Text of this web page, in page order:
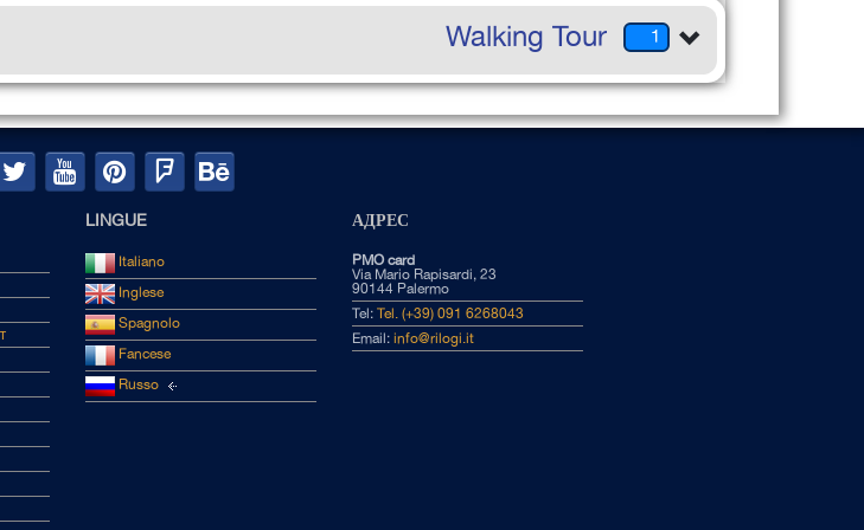
1
Walking Tour
LINGUE
Italiano
Inglese
Spagnolo
Fancese
Russo
АДРЕС
PMO card
Via Mario Rapisardi, 23
90144 Palermo
Tel: Tel. (+39) 091 6268043
Email: info@rilogi.it